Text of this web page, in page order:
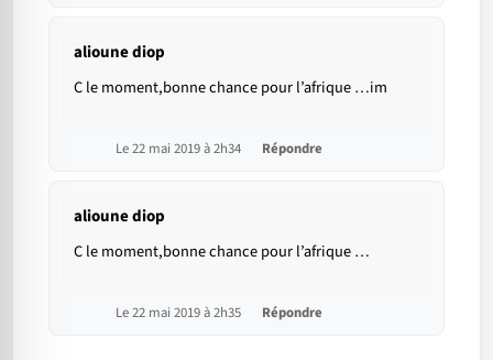
alioune diop
C le moment,bonne chance pour l’afrique …im
Le 22 mai 2019 à 2h34 Répondre
alioune diop
C le moment,bonne chance pour l’afrique …
Le 22 mai 2019 à 2h35 Répondre